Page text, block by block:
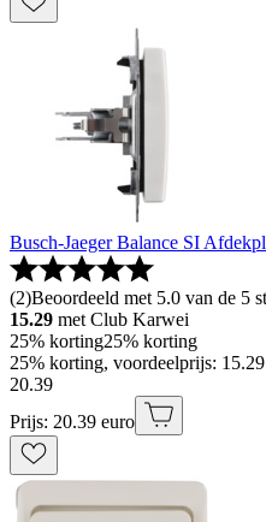
Busch-Jaeger Balance SI
(2)Beoordeeld met 5.0 van de 5
15.29 met Club Karwei
25% korting25% korting
25% korting, voordeelprijs:
20.39
Prijs: 20.39 euro